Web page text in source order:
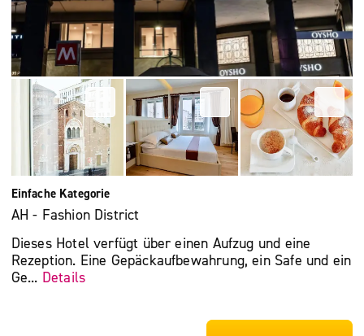
Einfache Kategorie
AH - Fashion District
Dieses Hotel verfügt über einen Aufzug und eine
Rezeption. Eine Gepäckaufbewahrung, ein Safe und ein
Ge... Details